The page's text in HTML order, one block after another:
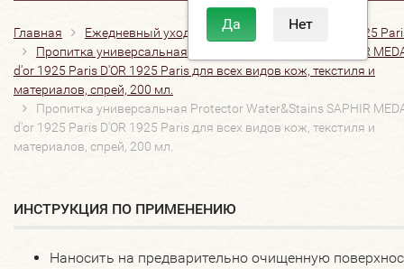
Главная Ежедневный уход
SAPHIR MEDAILLE D'OR 1925
Пропитка универсальная Protector Water&Stains SAPHIR
d'or 1925 Paris D'OR 1925 Paris для всех видов кож, текстиля и
материалов, спрей, 200 мл.
Пропитка универсальная Protector Water&Stains SAPHIR
d'or 1925 Paris D'OR 1925 Paris для всех видов кож, текстиля и
материалов, спрей, 200 мл.
ИНСТРУКЦИЯ ПО ПРИМЕНЕНИЮ
Наносить на предварительно очищенную